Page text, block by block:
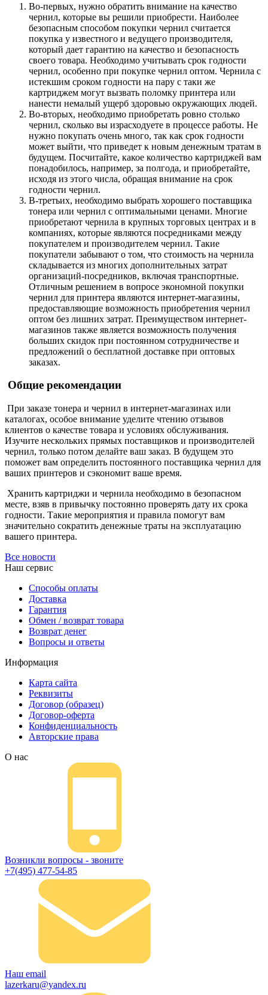
Во-первых, нужно обратить внимание на качество
чернил, которые вы решили приобрести. Наиболее
безопасным способом покупки чернил считается
покупка у известного и ведущего производителя,
который дает гарантию на качество и безопасность
своего товара. Необходимо учитывать срок годности
чернил, особенно при покупке чернил оптом. Чернила с
истекшим сроком годности на пару с таки же
картриджем могут вызвать поломку принтера или
нанести немалый ущерб здоровью окружающих людей.
Во-вторых, необходимо приобретать ровно столько
чернил, сколько вы израсходуете в процессе работы. Не
нужно покупать очень много, так как срок годности
может выйти, что приведет к новым денежным тратам в
будущем. Посчитайте, какое количество картриджей вам
понадобилось, например, за полгода, и приобретайте,
исходя из этого числа, обращая внимание на срок
годности чернил.
В-третьих, необходимо выбрать хорошего поставщика
тонера или чернил с оптимальными ценами. Многие
приобретают чернила в крупных торговых центрах и в
компаниях, которые являются посредниками между
покупателем и производителем чернил. Такие
покупатели забывают о том, что стоимость на чернила
складывается из многих дополнительных затрат
организаций-посредников, включая транспортные.
Отличным решением в вопросе экономной покупки
чернил для принтера являются интернет-магазины,
предоставляющие возможность приобретения чернил
оптом без лишних затрат. Преимуществом интернет-
магазинов также является возможность получения
больших скидок при постоянном сотрудничестве и
предложений о бесплатной доставке при оптовых
заказах.
Общие рекомендации
При заказе тонера и чернил в интернет-магазинах или
каталогах, особое внимание уделите чтению отзывов
клиентов о качестве товара и условиях обслуживания.
Изучите нескольких прямых поставщиков и производителей
чернил, только потом делайте ваш заказ. В будущем это
поможет вам определить постоянного поставщика чернил для
ваших принтеров и сэкономит ваше время.
Хранить картриджи и чернила необходимо в безопасном
месте, взяв в привычку постоянно проверять дату их срока
годности. Такие мероприятия и правила помогут вам
значительно сократить денежные траты на эксплуатацию
вашего принтера.
Все новости
Наш сервис
Способы оплаты
Доставка
Гарантия
Обмен / возврат товара
Возврат денег
Вопросы и ответы
Информация
Карта сайта
Реквизиты
Договор (образец)
Договор-оферта
Конфиденциальность
Авторские права
О нас
Возникли вопросы - звоните
+7(495) 477-54-85
Наш email
lazerkaru@yandex.ru